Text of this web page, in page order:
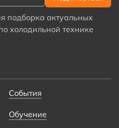
подборка актуальных
холодильной технике
События
Обучение